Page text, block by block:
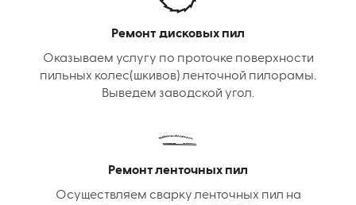
Ремонт дисковых пил
Оказываем услугу по проточке поверхности
пильных колес(шкивов) ленточной пилорамы.
Выведем заводской угол.
Ремонт ленточных пил
Осуществляем сварку ленточных пил на